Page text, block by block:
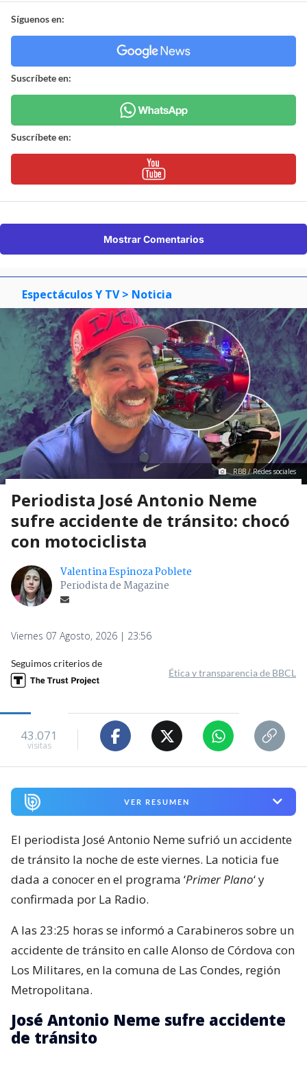
Síguenos en:
Suscríbete en:
Suscríbete en:
Mostrar Comentarios
Espectáculos Y TV > Noticia
RBB / Redes sociales
Periodista José Antonio Neme
sufre accidente de tránsito: chocó
con motociclista
Valentina Espinoza Poblete
Periodista de Magazine
Viernes 07 Agosto, 2026 | 23:56
Seguimos criterios de
Ética y transparencia de BBCL
43.071
visitas
VER RESUMEN
El periodista José Antonio Neme sufrió un accidente
de tránsito la noche de este viernes. La noticia fue
dada a conocer en el programa ‘Primer Plano‘ y
confirmada por La Radio.
A las 23:25 horas se informó a Carabineros sobre un
accidente de tránsito en calle Alonso de Córdova con
Los Militares, en la comuna de Las Condes, región
Metropolitana.
José Antonio Neme sufre accidente
de tránsito